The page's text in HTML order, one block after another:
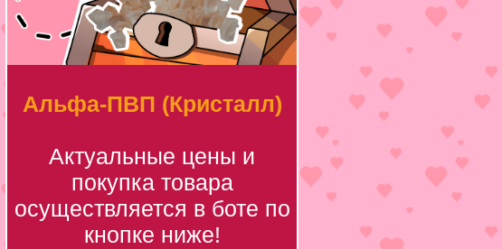
Альфа-ПВП (Кристалл)
Актуальные цены и
покупка товара
осуществляется в боте по
кнопке ниже!